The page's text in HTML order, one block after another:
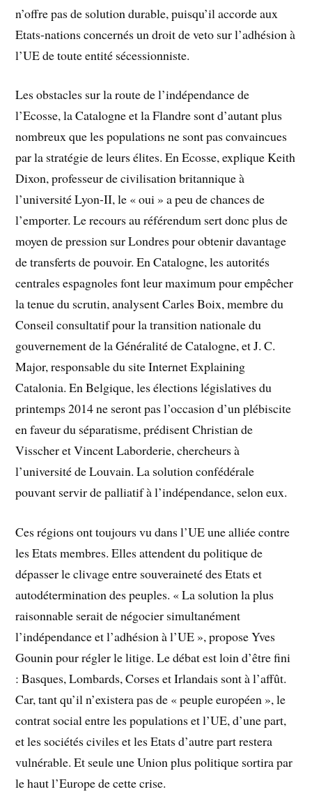
n’offre pas de solution durable, puisqu’il accorde aux
Etats-nations concernés un droit de veto sur l’adhésion à
l’UE de toute entité sécessionniste.
Les obstacles sur la route de l’indépendance de
l’Ecosse, la Catalogne et la Flandre sont d’autant plus
nombreux que les populations ne sont pas convaincues
par la stratégie de leurs élites. En Ecosse, explique Keith
Dixon, professeur de civilisation britannique à
l’université Lyon-II, le « oui » a peu de chances de
l’emporter. Le recours au référendum sert donc plus de
moyen de pression sur Londres pour obtenir davantage
de transferts de pouvoir. En Catalogne, les autorités
centrales espagnoles font leur maximum pour empêcher
la tenue du scrutin, analysent Carles Boix, membre du
Conseil consultatif pour la transition nationale du
gouvernement de la Généralité de Catalogne, et J. C.
Major, responsable du site Internet Explaining
Catalonia. En Belgique, les élections législatives du
printemps 2014 ne seront pas l’occasion d’un plébiscite
en faveur du séparatisme, prédisent Christian de
Visscher et Vincent Laborderie, chercheurs à
l’université de Louvain. La solution confédérale
pouvant servir de palliatif à l’indépendance, selon eux.
Ces régions ont toujours vu dans l’UE une alliée contre
les Etats membres. Elles attendent du politique de
dépasser le clivage entre souveraineté des Etats et
autodétermination des peuples. « La solution la plus
raisonnable serait de négocier simultanément
l’indépendance et l’adhésion à l’UE », propose Yves
Gounin pour régler le litige. Le débat est loin d’être fini
: Basques, Lombards, Corses et Irlandais sont à l’affût.
Car, tant qu’il n’existera pas de « peuple européen », le
contrat social entre les populations et l’UE, d’une part,
et les sociétés civiles et les Etats d’autre part restera
vulnérable. Et seule une Union plus politique sortira par
le haut l’Europe de cette crise.